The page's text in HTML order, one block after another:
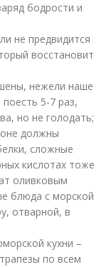
бодрости и
не предвидится
восстановит
нежели наше
5-7 раз,
но не голодать;
должны
сложные
кислотах тоже
оливковым
блюда с морской
отварной, в
кухни –
по всем